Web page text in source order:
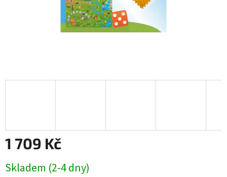
1 709 Kč
cena:
Skladem (2-4 dny)